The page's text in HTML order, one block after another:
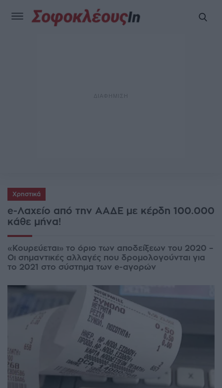
Χρηστικά
e-Λαχείο από την ΑΑΔΕ με κέρδη 100.000
κάθε μήνα!
«Κουρεύεται» το όριο των αποδείξεων του 2020 –
Οι σημαντικές αλλαγές που δρομολογούνται για
το 2021 στο σύστημα των e-αγορών